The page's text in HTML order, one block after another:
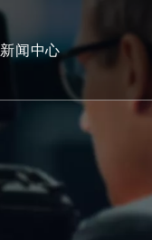
新闻中心
展会信息
行业新闻
品牌动态